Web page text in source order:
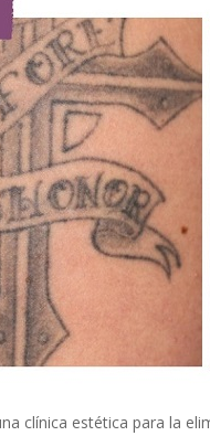
clínica estética para la